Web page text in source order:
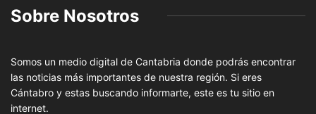
Sobre Nosotros
Somos un medio digital de Cantabria donde podrás encontrar
las noticias más importantes de nuestra región. Si eres
Cántabro y estas buscando informarte, este es tu sitio en
internet.